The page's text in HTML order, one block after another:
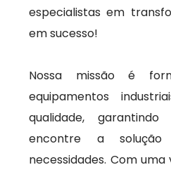
especialistas em
em sucesso!
Nossa missão é
equipamentos
qualidade,
encontre a
necessidades. Com